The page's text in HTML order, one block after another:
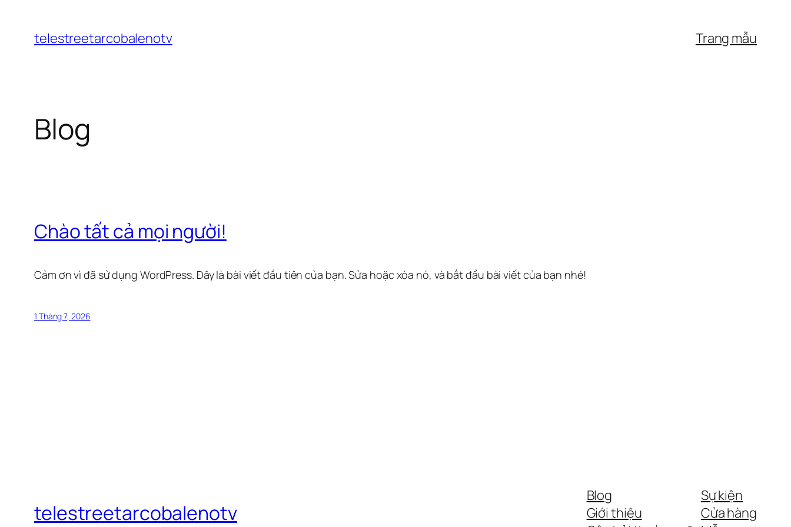
telestreetarcobalenotv Trang mẫu
Blog
Chào tất cả mọi người!
Cảm ơn vì đã sử dụng WordPress. Đây là bài viết đầu tiên của bạn. Sửa hoặc xóa nó, và bắt đầu bài viết của bạn nhé!
1 Tháng 7, 2026
telestreetarcobalenotv
Blog
Giới thiệu
Sự kiện
Cửa hàng